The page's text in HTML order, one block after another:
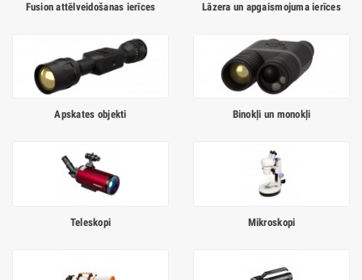
Fusion attēlveidošanas ierīces Lāzera un apgaismojuma ierīces
Apskates objekti Binokļi un monokļi
Teleskopi Mikroskopi